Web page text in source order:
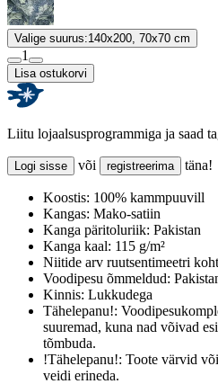
Valige suurus:140x200, 70x70 cm
1
Lisa ostukorvi
Liitu lojaalsusprogrammiga ja saad
Logi sisse või registreerima täna!
Koostis: 100% kammpuuvill
Kangas: Mako-satiin
Kanga päritoluriik: Pakistan
Kanga kaal: 115 g/m²
Niitide arv ruutsentimeetri
Voodipesu õmmeldud:
Kinnis: Lukkudega
Tähelepanu!:
suuremad, kuna nad võivad
tõmbuda.
!Tähelepanu!: Toote värvid
veidi erineda.